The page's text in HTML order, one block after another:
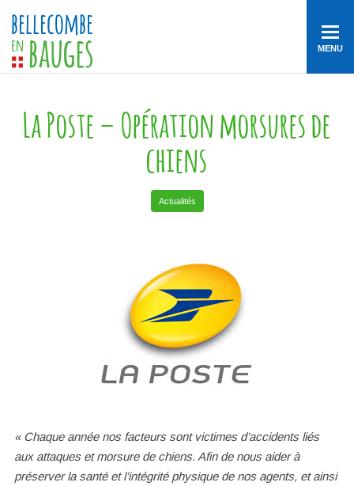
MENU
La Poste – Opération morsures de
chiens
Actualités
« Chaque année nos facteurs sont victimes d’accidents liés
aux attaques et morsure de chiens. Afin de nous aider à
préserver la santé et l’intégrité physique de nos agents, et ainsi